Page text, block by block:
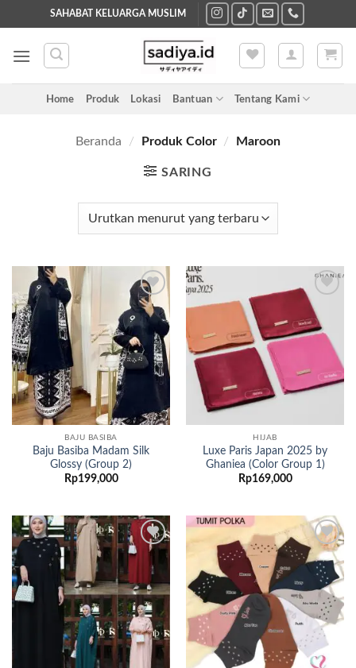
to
content
SAHABAT KELUARGA MUSLIM
Home Produk Lokasi Bantuan Tentang Kami
Beranda / Produk Color / Maroon
SARING
Add to
wishlist
BAJU BASIBA
Baju Basiba Madam Silk
Glossy (Group 2)
Rp199,000
Add to
wishlist
HIJAB
Luxe Paris Japan 2025 by
Ghaniea (Color Group 1)
Rp169,000
Add to
wishlist
Add to
wishlist